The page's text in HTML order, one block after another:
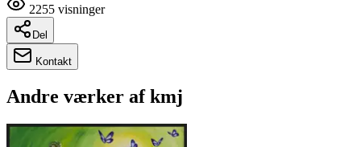
2255 visninger
Del
Kontakt
Andre værker afkmj